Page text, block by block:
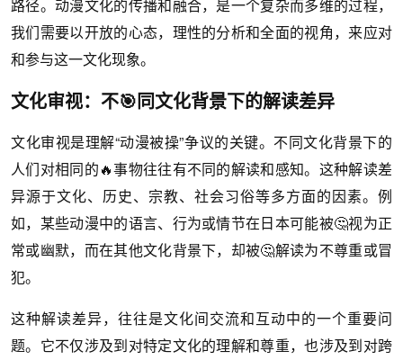
路径。动漫文化的传播和融合，是一个复杂而多维的过程，
我们需要以开放的心态，理性的分析和全面的视角，来应对
和参与这一文化现象。
文化审视：不🎯同文化背景下的解读差异
文化审视是理解“动漫被操”争议的关键。不同文化背景下的
人们对相同的🔥事物往往有不同的解读和感知。这种解读差
异源于文化、历史、宗教、社会习俗等多方面的因素。例
如，某些动漫中的语言、行为或情节在日本可能被🤔视为正
常或幽默，而在其他文化背景下，却被🤔解读为不尊重或冒
犯。
这种解读差异，往往是文化间交流和互动中的一个重要问
题。它不仅涉及到对特定文化的理解和尊重，也涉及到对跨